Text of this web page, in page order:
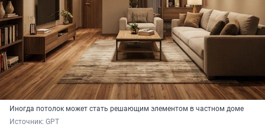
Иногда потолок может стать решающим элементом в частном доме
Источник: GPT